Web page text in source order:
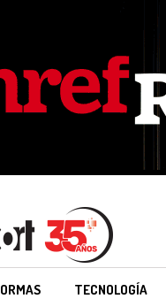
TECNOLOGÍA